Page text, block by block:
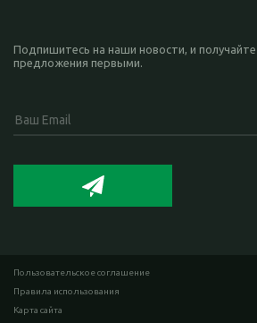
Подпишитесь на наши новости, и получайте
предложения первыми.
Пользовательское соглашение
Правила использования
Карта сайта